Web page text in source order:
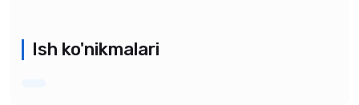
Ish ko'nikmalari